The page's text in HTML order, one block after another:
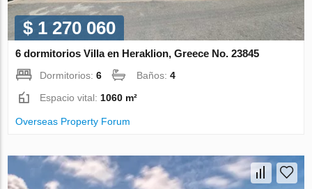
$ 1 270 060
6 dormitorios Villa en Heraklion, Greece No. 23845
Dormitorios:6 Baños:4
Espacio vital: 1060 m²
Overseas Property Forum